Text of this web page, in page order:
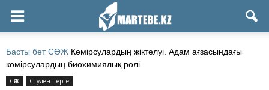
Басты бет СӨЖ Көмірсулардың жіктелуі. Адам ағзасындағы
көмірсулардың биохимиялық рөлі.
СӨЖ Студенттерге